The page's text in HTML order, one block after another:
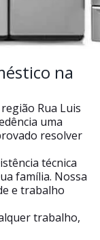
na
Rua Luis
uma
resolver
técnica
família. Nossa
e trabalho
trabalho,